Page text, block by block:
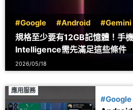
#Google #Android #Gemini
規格至少要有12GB記憶體！手
Intelligence需先滿足這些條件
2026/05/18
應用服務
#Google